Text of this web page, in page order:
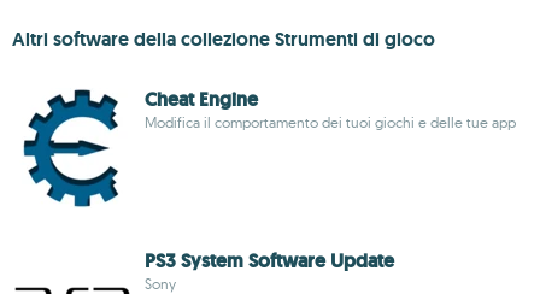
Altri software della collezione Strumenti di gioco
Cheat Engine
Modifica il comportamento dei tuoi giochi e delle tue app
PS3 System Software Update
Sony